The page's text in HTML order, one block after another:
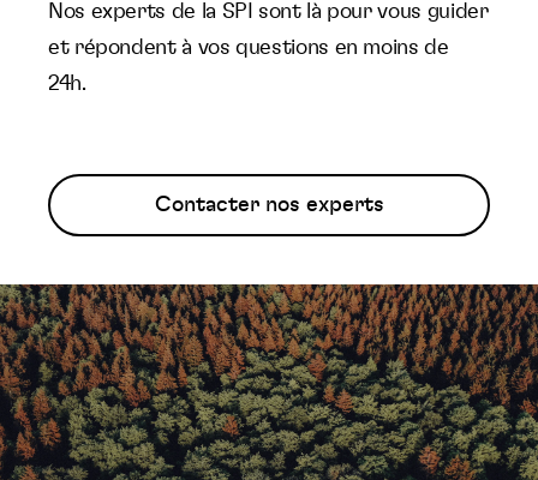
Nos experts de la SPI sont là pour vous guider
et répondent à vos questions en moins de
24h.
Contacter nos experts